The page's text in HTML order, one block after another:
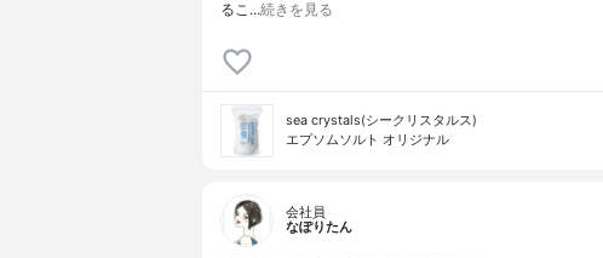
るこ…続きを見る
sea crystals(シークリスタルス)
エプソムソルト オリジナル
会社員
なぽりたん